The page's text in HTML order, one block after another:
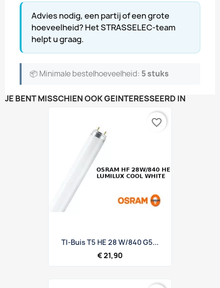
Advies nodig, een partij of een grote
hoeveelheid? Het STRASSELEC-team
helpt u graag.
📦 Minimale bestelhoeveelheid: 5 stuks
JE BENT MISSCHIEN OOK GEÏNTERESSEERD IN
Tl-Buis T5 HE 28 W/840 G5...
€ 21,90
favorite_border